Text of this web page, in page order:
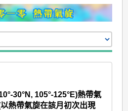
30°N, 105°-125°E)熱帶氣
熱帶氣旋在該月初次出現